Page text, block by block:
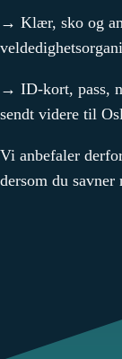
→ Klær, sko og
→ ID-kort, pass,
sendt videre til
Vi anbefaler
dersom du savner